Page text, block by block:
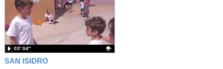
SAN ISIDRO
03′ 04″